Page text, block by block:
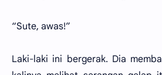
“Sute, awas!”
Laki-laki ini bergerak. Dia